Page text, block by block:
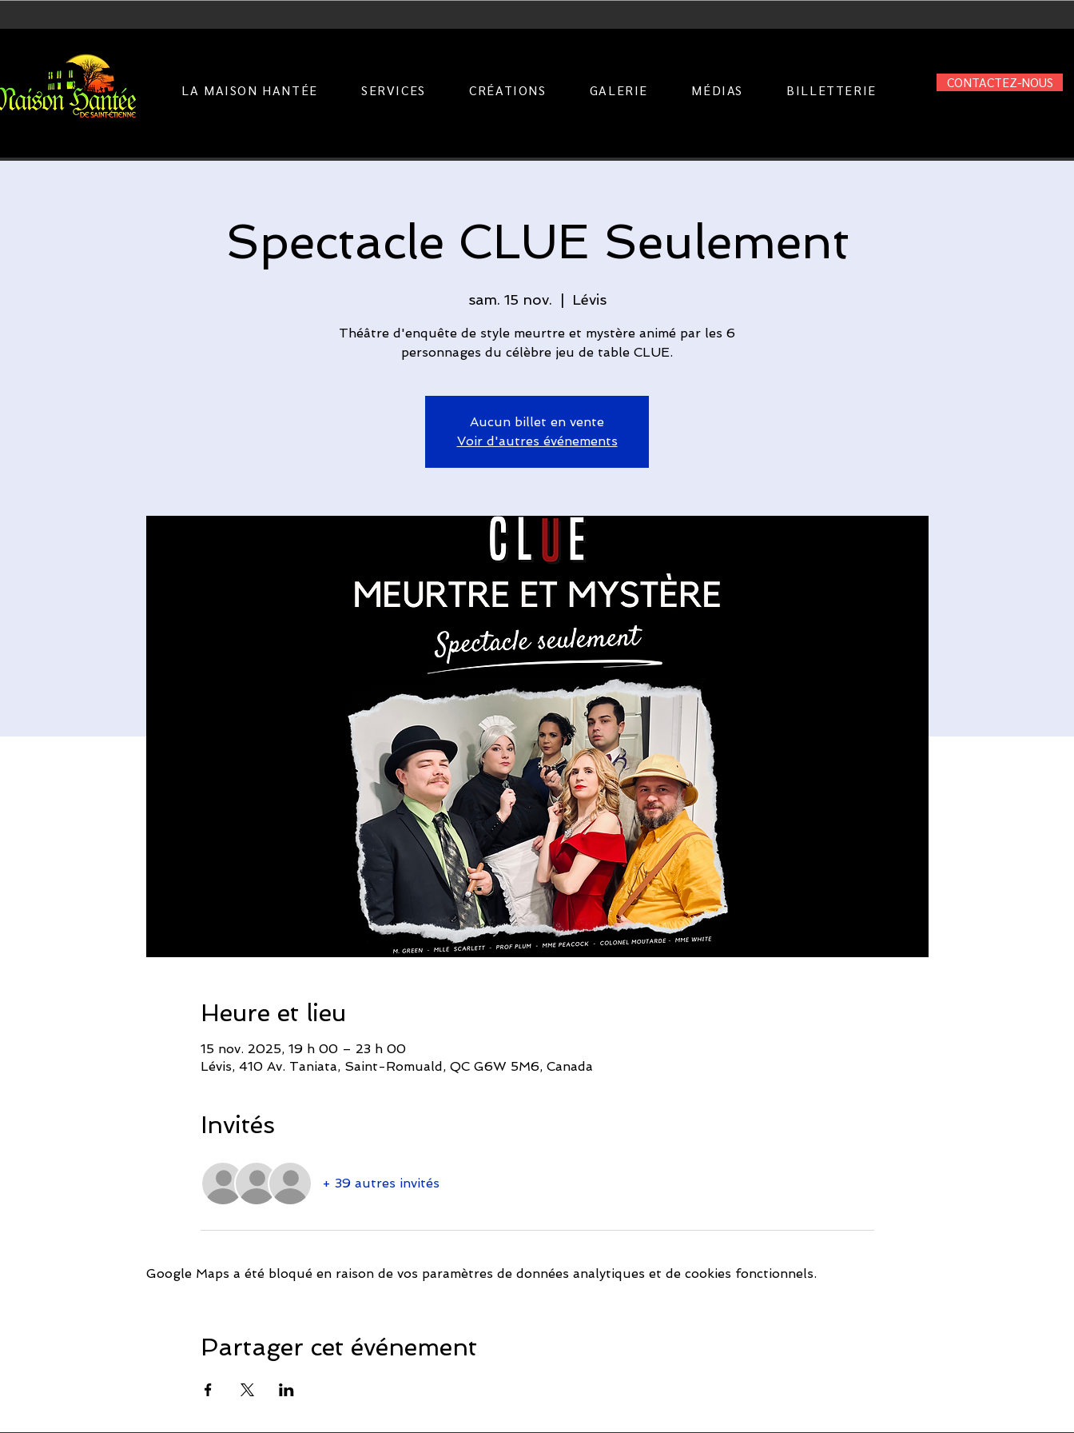
LA MAISON HANTÉE SERVICES CRÉATIONS GALERIE MÉDIAS BILLETTERIE CONTACTEZ-NOUS
Spectacle CLUE Seulement
sam. 15 nov.
  |
Lévis
Théâtre d'enquête de style meurtre et mystère animé par les 6
personnages du célèbre jeu de table CLUE.
Aucun billet en vente
Voir d'autres événements
Heure et lieu
15 nov. 2025, 19 h 00 – 23 h 00
Lévis, 410 Av. Taniata, Saint-Romuald, QC G6W 5M6, Canada
Invités
+ 39 autres invités
Google Maps a été bloqué en raison de vos paramètres de données analytiques et de cookies fonctionnels.
Partager cet événement